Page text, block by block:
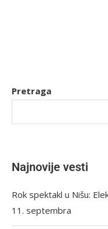
Pretraga
Najnovije vesti
Rok spektakl u Nišu:
11. septembra